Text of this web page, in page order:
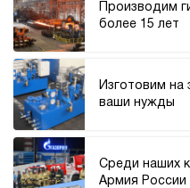
Производим
более 15 лет
Изготовим на
ваши нужды
Среди наших
Армия России